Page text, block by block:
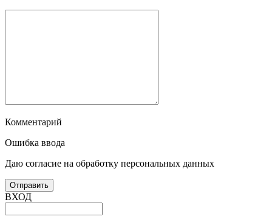
Комментарий
Ошибка ввода
Даю согласие на обработку персональных данных
ВХОД